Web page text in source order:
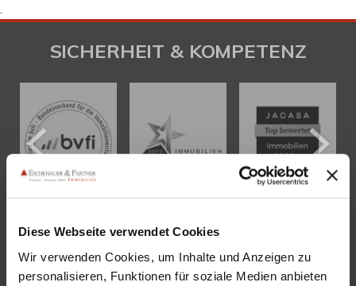
Diese Webseite verwendet Cookies
Wir verwenden Cookies, um Inhalte und Anzeigen zu
personalisieren, Funktionen für soziale Medien anbieten
.
SICHERHEIT & KOMPETENZ
KONTAKT